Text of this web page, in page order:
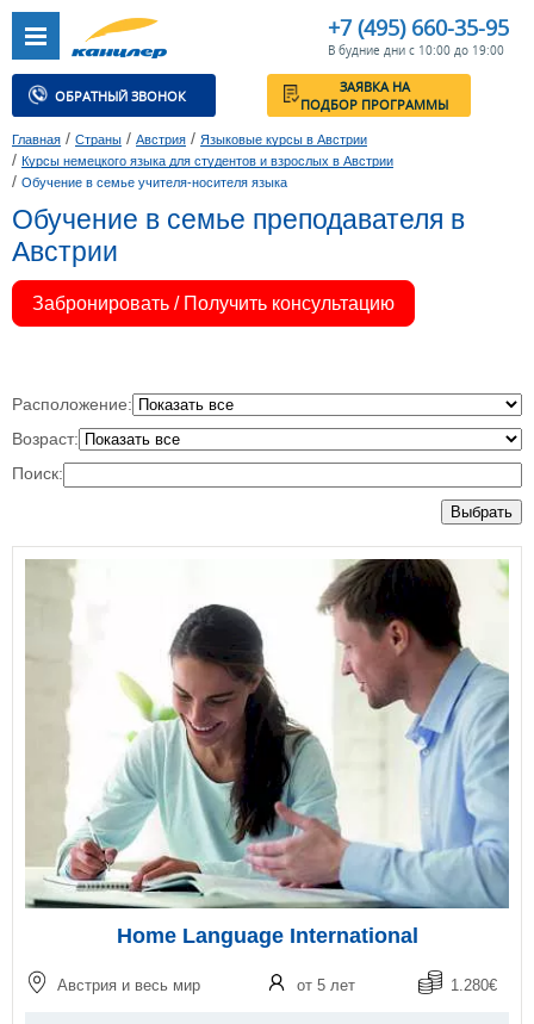
+7 (495) 660-35-95
В будние дни с 10:00 до 19:00
ОБРАТНЫЙ ЗВОНОК
ЗАЯВКА НА
ПОДБОР ПРОГРАММЫ
Главная / Страны / Австрия / Языковые курсы в Австрии
/ Курсы немецкого языка для студентов и взрослых в Австрии
/ Обучение в семье учителя-носителя языка
Обучение в семье преподавателя в
Австрии
Забронировать / Получить консультацию
Расположение:
Возраст:
Поиск:
Выбрать
Home Language International
Австрия и весь мир от 5 лет 1.280€